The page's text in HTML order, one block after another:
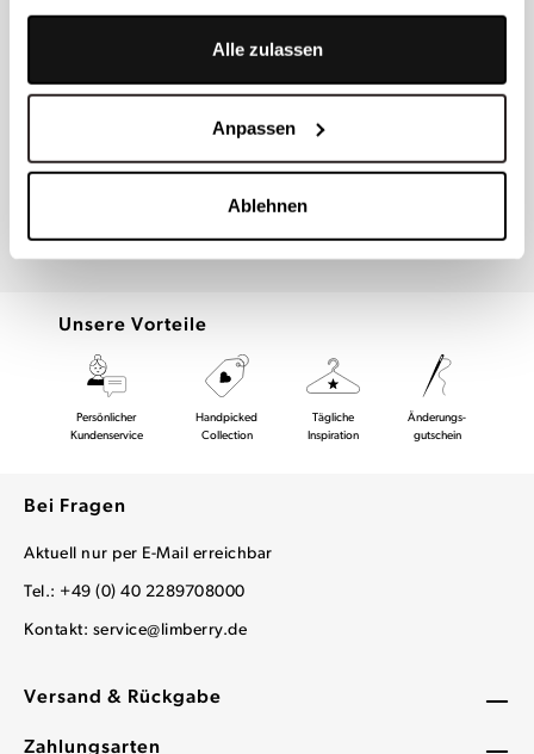
Alle zulassen
Anpassen
Ablehnen
Versand & Rückgabe
Zahlungsarten
erhalten Sie einen 10% Gutschein.
Unsere Vorteile
Persönlicher
Kundenservice
Handpicked
Collection
Tägliche
Inspiration
Änderungs-
gutschein
Bei Fragen
Aktuell nur per E-Mail erreichbar
Tel.: +49 (0) 40 2289708000
Kontakt: service@limberry.de